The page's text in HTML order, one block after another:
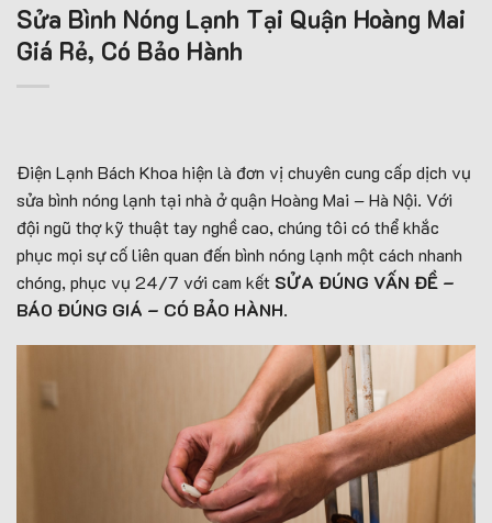
Sửa Bình Nóng Lạnh Tại Quận Hoàng Mai
Giá Rẻ, Có Bảo Hành
Điện Lạnh Bách Khoa hiện là đơn vị chuyên cung cấp dịch vụ
sửa bình nóng lạnh tại nhà ở quận Hoàng Mai – Hà Nội. Với
đội ngũ thợ kỹ thuật tay nghề cao, chúng tôi có thể khắc
phục mọi sự cố liên quan đến bình nóng lạnh một cách nhanh
chóng, phục vụ 24/7 với cam kết SỬA ĐÚNG VẤN ĐỀ –
BÁO ĐÚNG GIÁ – CÓ BẢO HÀNH.